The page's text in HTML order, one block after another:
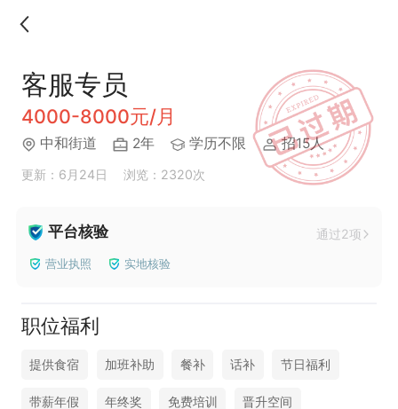
客服专员
4000-8000元/月
中和街道 2年 学历不限 招15人
更新：6月24日 浏览：2320次
平台核验 通过2项
营业执照 实地核验
职位福利
提供食宿 加班补助 餐补 话补 节日福利
带薪年假 年终奖 免费培训 晋升空间